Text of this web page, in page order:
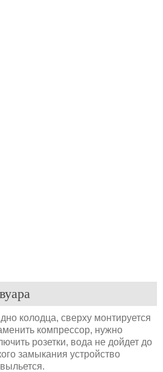
колодца, сверху монтируется
компрессор, нужно
розетки, вода не дойдет до
замыкания устройство